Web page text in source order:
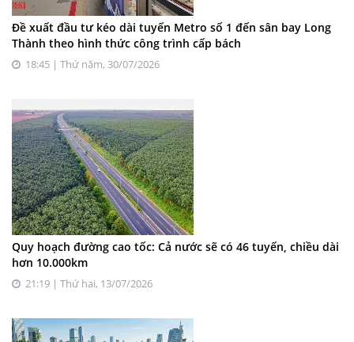
Đề xuất đầu tư kéo dài tuyến Metro số 1 đến sân bay Long
Thành theo hình thức công trình cấp bách
18:45 | Thứ năm, 30/07/2026
Quy hoạch đường cao tốc: Cả nước sẽ có 46 tuyến, chiều dài
hơn 10.000km
21:19 | Thứ hai, 13/07/2026